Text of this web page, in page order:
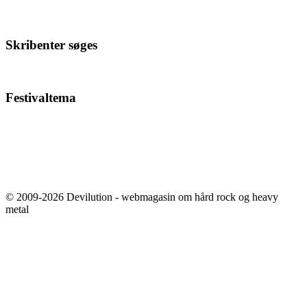
Skribenter søges
Festivaltema
© 2009-2026 Devilution - webmagasin om hård rock og heavy
metal